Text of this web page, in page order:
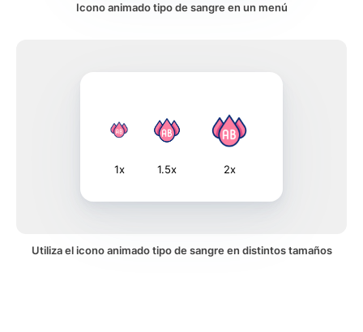
Icono animado tipo de sangre en un menú
1x 1.5x 2x
Utiliza el icono animado tipo de sangre en distintos tamaños